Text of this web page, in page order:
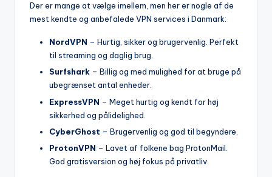
Der er mange at vælge imellem, men her er nogle af de
mest kendte og anbefalede VPN services i Danmark:
NordVPN – Hurtig, sikker og brugervenlig. Perfekt
til streaming og daglig brug.
Surfshark – Billig og med mulighed for at bruge på
ubegrænset antal enheder.
ExpressVPN – Meget hurtig og kendt for høj
sikkerhed og pålidelighed.
CyberGhost – Brugervenlig og god til begyndere.
ProtonVPN – Lavet af folkene bag ProtonMail.
God gratisversion og høj fokus på privatliv.